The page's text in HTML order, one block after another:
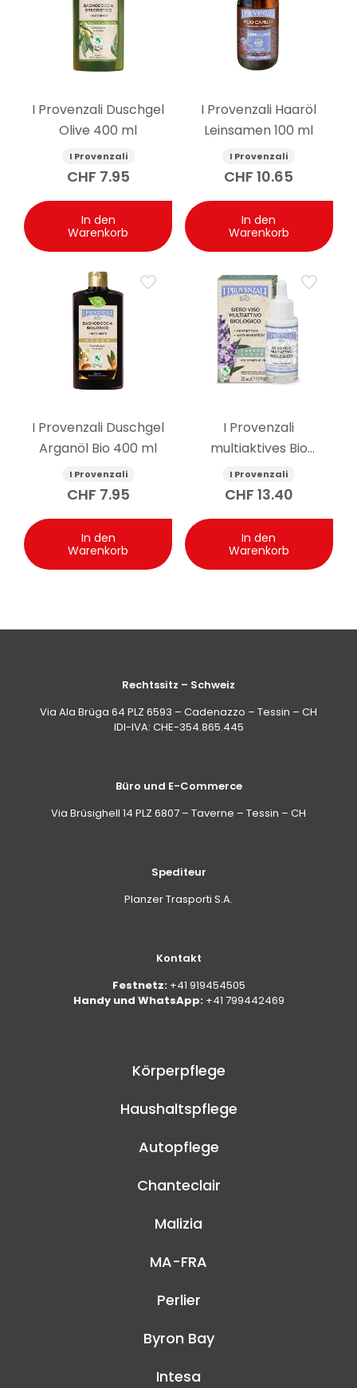
hilfreich sein, die die Haut nach dem Abspülen
weicher hinterlässt. Die feste Seife Perlier mit Honig
hilft, Trockenheit entgegenzuwirken.
Frage: Ist die feste Seife Perlier mit Honig für
empfindliche Haut geeignet und kann für die tägliche
Reinigung von Gesicht und Händen verwendet
Frage: Wie lange hält ein Stück Seife bei
Antwort: Die Haltbarkeit hängt von der
Verwendungshäufigkeit, der Anzahl der Personen, die
sie benutzen, und von der Aufbewahrung zwischen
den Waschgängen ab. Gutes Trocknen lassen hilft, sie
I Provenzali Duschgel
Olive 400 ml
I Provenzali
CHF 7.95
In den
Warenkorb
I Provenzali Haaröl
Leinsamen 100 ml
I Provenzali
CHF 10.65
In den
Warenkorb
I Provenzali Duschgel
Arganöl Bio 400 ml
I Provenzali
CHF 7.95
In den
Warenkorb
I Provenzali
multiaktives Bio
Gesichtsserum
Ligurischer Lavendel 30
I Provenzali
CHF 13.40
In den
Warenkorb
Rechtssitz – Schweiz
Via Ala Brüga 64 PLZ 6593 – Cadenazzo – Tessin – CH
IDI-IVA: CHE-354.865.445
Büro und E-Commerce
Via Brüsighell 14 PLZ 6807 – Taverne – Tessin – CH
Spediteur
Planzer Trasporti S.A.
Kontakt
Festnetz: +41 919454505
Handy und WhatsApp: +41 799442469
Körperpflege
Haushaltspflege
Autopflege
Chanteclair
Malizia
MA-FRA
Perlier
Byron Bay
Intesa